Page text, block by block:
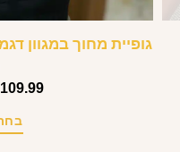
גופיית מחוך במגוון
109.99